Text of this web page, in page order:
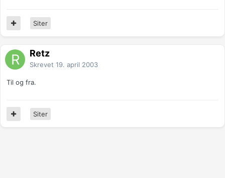
Siter
Retz
Skrevet 19. april 2003
Til og fra.
Siter